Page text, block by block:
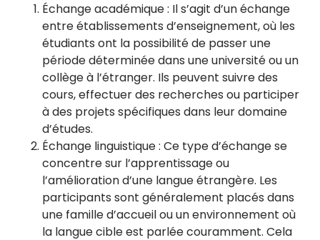
Échange académique : Il s’agit d’un échange
entre établissements d’enseignement, où les
étudiants ont la possibilité de passer une
période déterminée dans une université ou un
collège à l’étranger. Ils peuvent suivre des
cours, effectuer des recherches ou participer
à des projets spécifiques dans leur domaine
d’études.
Échange linguistique : Ce type d’échange se
concentre sur l’apprentissage ou
l’amélioration d’une langue étrangère. Les
participants sont généralement placés dans
une famille d’accueil ou un environnement où
la langue cible est parlée couramment. Cela